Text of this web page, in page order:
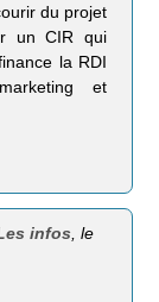
du projet
un CIR qui
la RDI
et
infos , le